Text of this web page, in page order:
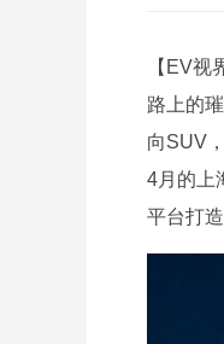
【EV
路上的
向SUV
4月的上
平台打